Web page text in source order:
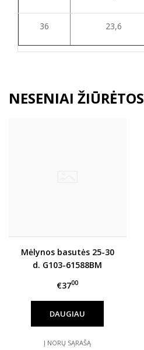
36 23,6
NESENIAI ŽIŪRĖTOS
Mėlynos basutės 25-30
d. G103-61588BM
€3700
DAUGIAU
Į NORŲ SĄRAŠĄ